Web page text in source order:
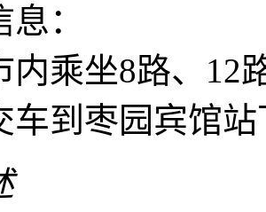
：
内乘坐8路、12
车到枣园宾馆